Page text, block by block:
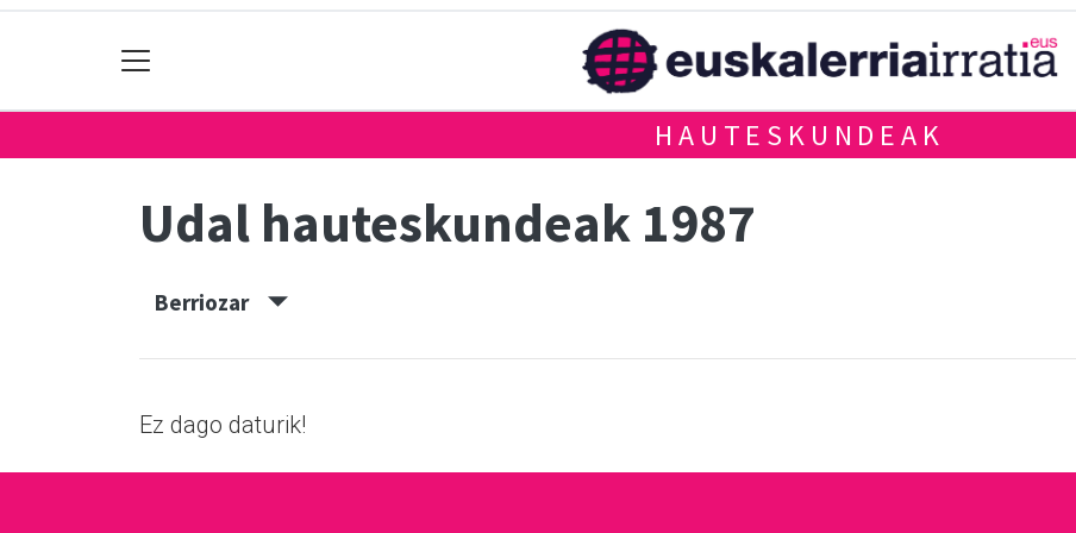
HAUTESKUNDEAK
Udal hauteskundeak 1987
Berriozar
Ez dago daturik!